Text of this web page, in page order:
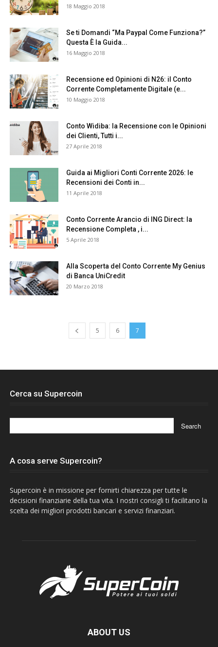
18 Maggio 2018
Se ti Domandi “Ma Paypal Come Funziona?”
Questa È la Guida...
16 Maggio 2018
Recensione ed Opinioni di N26: il Conto
Corrente Completamente Digitale (e...
10 Maggio 2018
Conto Widiba: la Recensione con le Opinioni
dei Clienti, Tutti i...
27 Aprile 2018
Guida ai Migliori Conti Corrente 2026: le
Recensioni dei Conti in...
11 Aprile 2018
Conto Corrente Arancio di ING Direct: la
Recensione Completa , i...
5 Aprile 2018
Alla Scoperta del Conto Corrente My Genius
di Banca UniCredit
20 Marzo 2018
5 6 7
Cerca su Supercoin
A cosa serve Supercoin?
Supercoin è in missione per fornirti chiarezza per tutte le
decisioni finanziarie della tua vita. I nostri consigli ti facilitano la
scelta dei migliori prodotti bancari e servizi finanziari.
ABOUT US